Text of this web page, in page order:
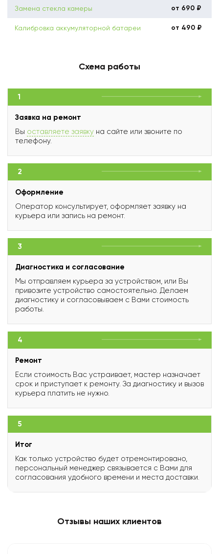
Замена стекла камеры от 690 ₽
Калибровка аккумуляторной батареи от 490 ₽
Схема работы
1
Заявка на ремонт
Вы оставляете заявку на сайте или звоните по
телефону.
2
Оформление
Оператор консультирует, оформляет заявку на
курьера или запись на ремонт.
3
Диагностика и согласование
Мы отправляем курьера за устройством, или Вы
привозите устройство самостоятельно. Делаем
диагностику и согласовываем с Вами стоимость
работы.
4
Ремонт
Если стоимость Вас устраивает, мастер назначает
срок и приступает к ремонту. За диагностику и вызов
курьера платить не нужно.
5
Итог
Как только устройство будет отремонтировано,
персональный менеджер связывается с Вами для
согласования удобного времени и места доставки.
Отзывы наших клиентов